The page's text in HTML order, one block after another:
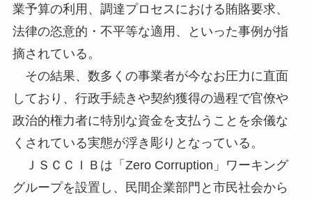
業予算の利用、調達プロセスにおける賄賂要求、
法律の恣意的・不平等な適用、といった事例が指
摘されている。
その結果、数多くの事業者が今なお圧力に直面
しており、行政手続きや契約獲得の過程で官僚や
政治的権力者に特別な資金を支払うことを余儀な
くされている実態が浮き彫りとなっている。
ＪＳＣＣＩＢは「Zero Corruption」ワーキング
グループを設置し、民間企業部門と市民社会から